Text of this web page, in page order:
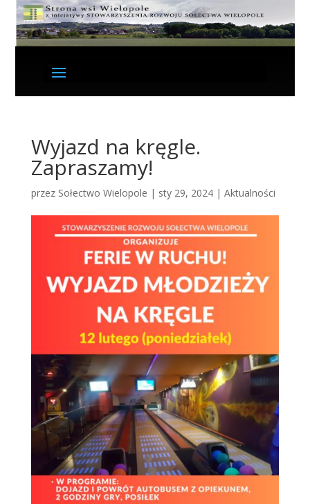
Wyjazd na kręgle.
Zapraszamy!
przez Sołectwo Wielopole | sty 29, 2024| Aktualności